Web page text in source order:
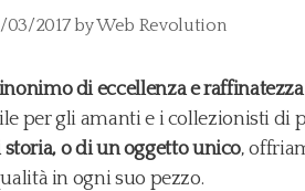
03/2017byWeb Revolution
di eccellenza e
per gli amanti e i collezionisti di
storia, o di un oggetto unico,
in ogni suo pezzo.